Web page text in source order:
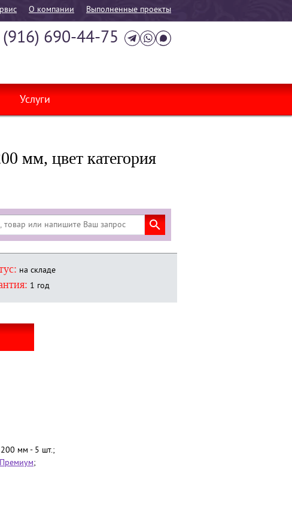
О компании Выполненные проекты
(916) 690-44-75
Услуги
мм, цвет категория
на складе
1 год
мм - 5 шт.;
Премиум;